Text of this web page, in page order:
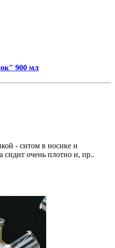
900 мл
- ситом в носике и
очень плотно и, пр..